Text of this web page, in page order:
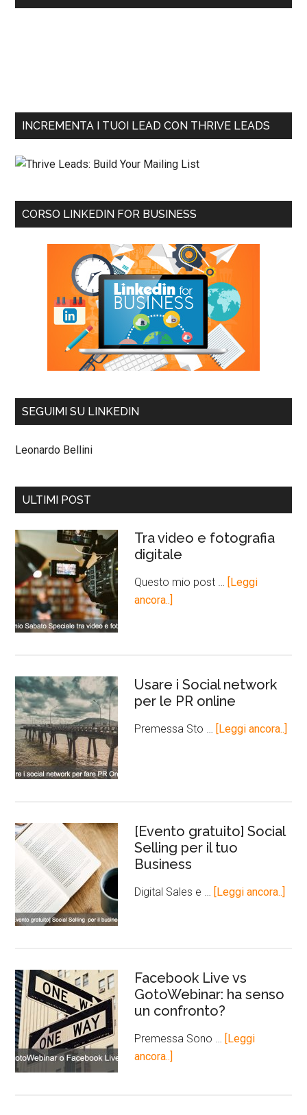
INCREMENTA I TUOI LEAD CON THRIVE LEADS
CORSO LINKEDIN FOR BUSINESS
SEGUIMI SU LINKEDIN
Leonardo Bellini
ULTIMI POST
Tra video e fotografia
digitale
Questo mio post … [Leggi
ancora..]
Usare i Social network
per le PR online
Premessa Sto … [Leggi ancora..]
[Evento gratuito] Social
Selling per il tuo
Business
Digital Sales e … [Leggi ancora..]
Facebook Live vs
GotoWebinar: ha senso
un confronto?
Premessa Sono … [Leggi
ancora..]